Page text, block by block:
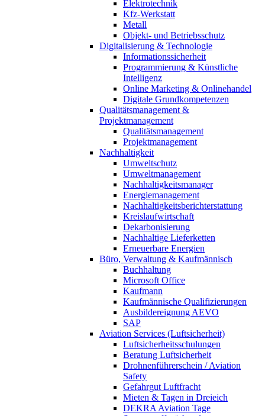
Elektrotechnik
Kfz-Werkstatt
Metall
Objekt- und Betriebsschutz
Digitalisierung & Technologie
Informationssicherheit
Programmierung & Künstliche
Intelligenz
Online Marketing & Onlinehandel
Digitale Grundkompetenzen
Qualitätsmanagement &
Projektmanagement
Qualitätsmanagement
Projektmanagement
Nachhaltigkeit
Umweltschutz
Umweltmanagement
Nachhaltigkeitsmanager
Energiemanagement
Nachhaltigkeitsberichterstattung
Kreislaufwirtschaft
Dekarbonisierung
Nachhaltige Lieferketten
Erneuerbare Energien
Büro, Verwaltung & Kaufmännisch
Buchhaltung
Microsoft Office
Kaufmann
Kaufmännische Qualifizierungen
Ausbildereignung AEVO
SAP
Aviation Services (Luftsicherheit)
Luftsicherheitsschulungen
Beratung Luftsicherheit
Drohnenführerschein / Aviation
Safety
Gefahrgut Luftfracht
Mieten & Tagen in Dreieich
DEKRA Aviation Tage